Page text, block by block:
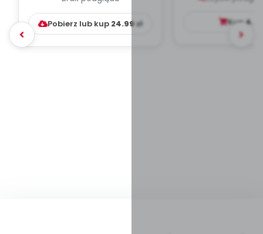
DYDAKTYC...
Pobierz lub kup 24.99zł Kup